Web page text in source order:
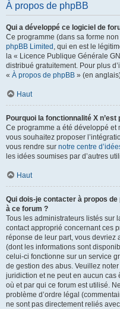
À propos de phpBB
Qui a développé ce logiciel de
Ce programme (dans sa forme
phpBB Limited , qui en est le
la « Licence Publique Générale
distribué gratuitement. Pour plus
« À propos de phpBB » (en
Haut
Pourquoi la fonctionnalité X n’est
Ce programme a été développé et
vous souhaitez proposer
vous rendre sur notre centre
les idées soumises par d’autres
Haut
Qui dois-je contacter à propos de
à ce forum ?
Tous les administrateurs listés sur
contact approprié concernant ces
réponse de leur part, vous devriez
(dont les informations sont
celui-ci fonctionne sur un service
de gestion des abus. Veuillez
juridiction et ne peut en aucun cas
où et par qui ce forum est utilisé.
problème d’ordre légal
ne sont pas directement reliés